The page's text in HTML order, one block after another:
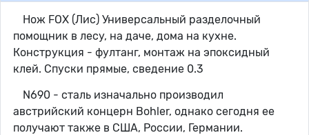
Нож FOX (Лис) Универсальный разделочный
помощник в лесу, на даче, дома на кухне.
Конструкция - фултанг, монтаж на эпоксидный
клей. Спуски прямые, сведение 0.3
N690 - сталь изначально производил
австрийский концерн Bohler, однако сегодня ее
получают также в США, России, Германии.